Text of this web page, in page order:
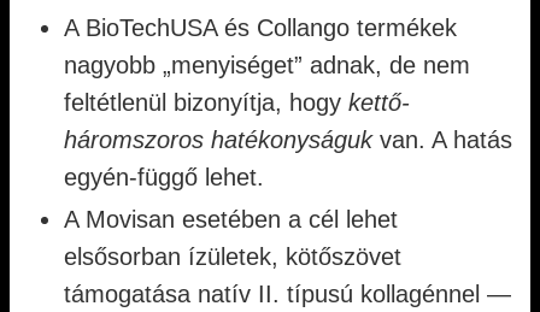
A BioTechUSA és Collango termékek
nagyobb „menyiséget” adnak, de nem
feltétlenül bizonyítja, hogy kettő-
háromszoros hatékonyságukvan. A hatás
egyén-függő lehet.
A Movisan esetében a cél lehet
elsősorban ízületek, kötőszövet
támogatása natív II. típusú kollagénnel —